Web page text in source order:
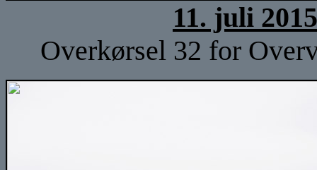
11. juli
Overkørsel 32 for